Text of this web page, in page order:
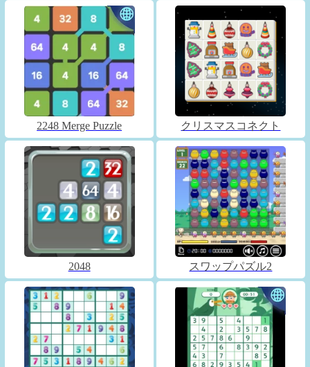
2248 Merge Puzzle クリスマスコネクト
2048 スワップパズル2